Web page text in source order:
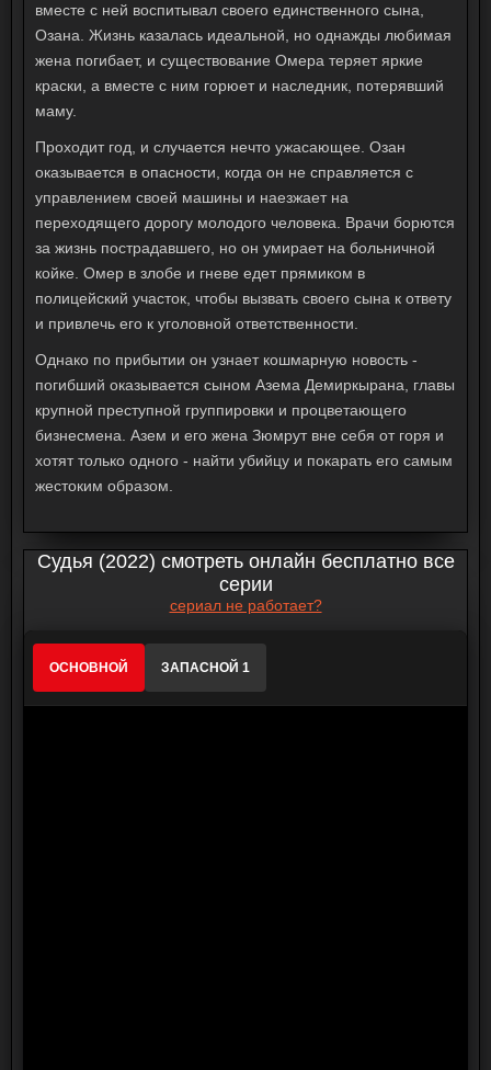
вместе с ней воспитывал своего единственного сына,
Озана. Жизнь казалась идеальной, но однажды любимая
жена погибает, и существование Омера теряет яркие
краски, а вместе с ним горюет и наследник, потерявший
маму.
Проходит год, и случается нечто ужасающее. Озан
оказывается в опасности, когда он не справляется с
управлением своей машины и наезжает на
переходящего дорогу молодого человека. Врачи борются
за жизнь пострадавшего, но он умирает на больничной
койке. Омер в злобе и гневе едет прямиком в
полицейский участок, чтобы вызвать своего сына к ответу
и привлечь его к уголовной ответственности.
Однако по прибытии он узнает кошмарную новость -
погибший оказывается сыном Азема Демиркырана, главы
крупной преступной группировки и процветающего
бизнесмена. Азем и его жена Зюмрут вне себя от горя и
хотят только одного - найти убийцу и покарать его самым
жестоким образом.
Судья (2022) смотреть онлайн бесплатно все
серии
сериал не работает?
ОСНОВНОЙ ЗАПАСНОЙ 1